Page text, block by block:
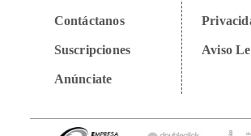
Contáctanos
Suscripciones
Anúnciate
Aviso